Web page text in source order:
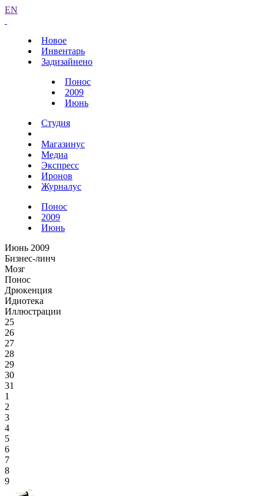
EN
Новое
Инвентарь
Задизайнено
Понос
2009
Июнь
Студия
Магазинус
Медиа
Экспресс
Иронов
Журналус
Понос
2009
Июнь
Июнь 2009
Бизнес-линч
Мозг
Понос
Дрюкенция
Идиотека
Иллюстрации
25
26
27
28
29
30
31
1
2
3
4
5
6
7
8
9